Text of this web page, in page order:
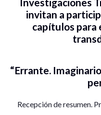
invitan a
capítulos para
“Errante.
Recepción de resumen.